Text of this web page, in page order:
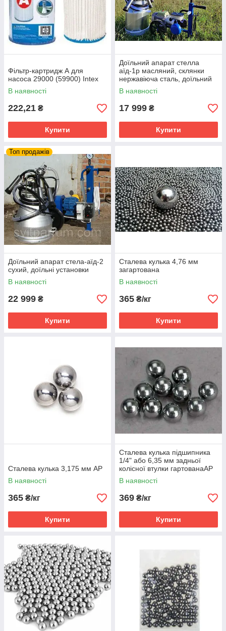
Фільтр-картридж А для
насоса 29000 (59900) Intex
В наявності
222,21 ₴
Купити
Доїльний апарат стелла
аїд-1р масляний, склянки
нержавіюча сталь, доїльний
апарат аїд 1
В наявності
17 999 ₴
Купити
Топ продажів
Доїльний апарат стела-аїд-2
сухий, доїльні установки
В наявності
22 999 ₴
Купити
Сталева кулька 4,76 мм
загартована
В наявності
365 ₴/кг
Купити
Сталева кулька 3,175 мм AP
В наявності
365 ₴/кг
Купити
Сталева кулька підшипника
1/4" або 6,35 мм задньої
колісної втулки гартованаAP
В наявності
369 ₴/кг
Купити